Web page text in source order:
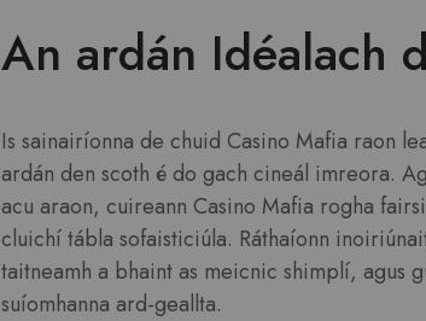
An ardán Idéalach
Is sainairíonna de chuid Casino Mafia raon
ardán den scoth é do gach cineál imreora.
acu araon, cuireann Casino Mafia rogha
cluichí tábla sofaisticiúla. Ráthaíonn
taitneamh a bhaint as meicnic shimplí,
suíomhanna ard-geallta.